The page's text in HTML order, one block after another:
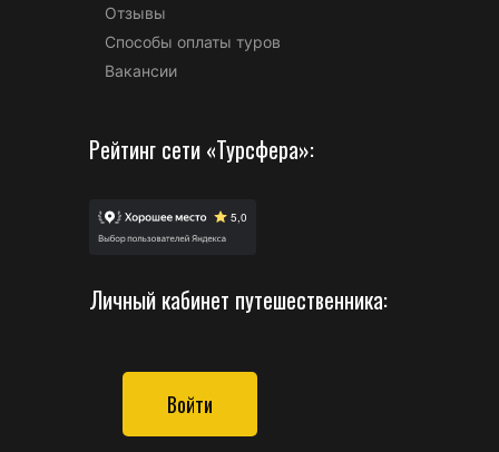
Отзывы
Способы оплаты туров
Вакансии
Рейтинг сети «Турсфера»:
Личный кабинет путешественника:
Войти